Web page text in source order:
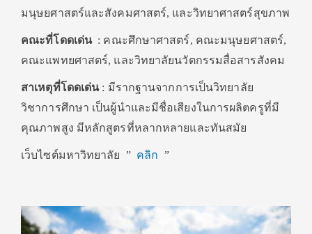
มนุษยศาสตร์และสังคมศาสตร์, และวิทยาศาสตร์สุขภาพ
คณะที่โดดเด่น: คณะศึกษาศาสตร์, คณะมนุษยศาสตร์,
คณะแพทยศาสตร์, และวิทยาลัยนวัตกรรมสื่อสารสังคม
สาเหตุที่โดดเด่น: มีรากฐานจากการเป็นวิทยาลัย
วิชาการศึกษา เป็นผู้นำและมีชื่อเสียงในการผลิตครูที่มี
คุณภาพสูง มีหลักสูตรที่หลากหลายและทันสมัย
เว็บไซต์มหาวิทยาลัย ” คลิก ”